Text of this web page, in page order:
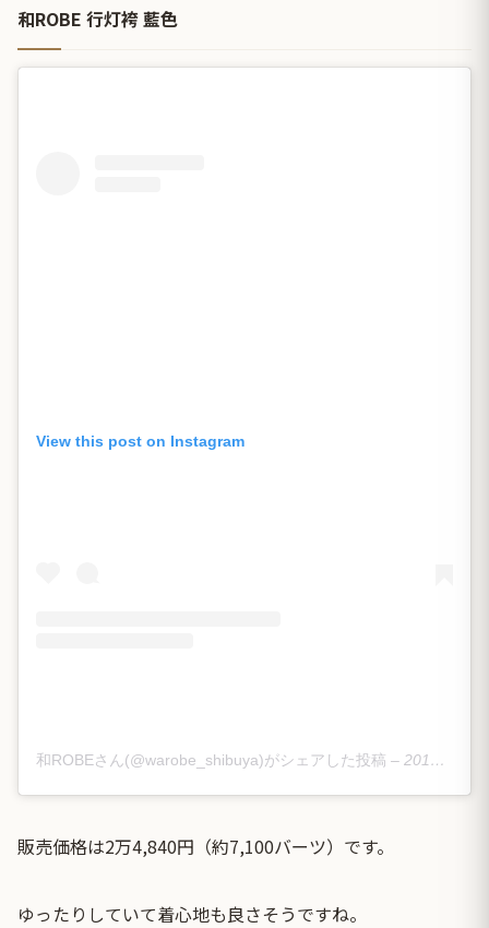
和ROBE 行灯袴 藍色
View this post on Instagram
和ROBEさん(@warobe_shibuya)がシェアした投稿 – 2019年 3月月31日午前4時10分PDT
販売価格は2万4,840円（約7,100バーツ）です。
ゆったりしていて着心地も良さそうですね。